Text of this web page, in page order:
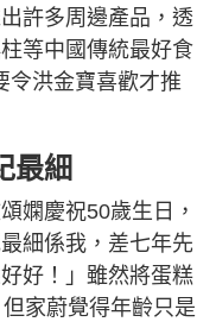
許多周邊產品，透
等中國傳統最好食
令洪金寶喜歡才推
最細
嫻慶祝50歲生日，
細係我，差七年先
好！」雖然將蛋糕
家蔚覺得年齡只是